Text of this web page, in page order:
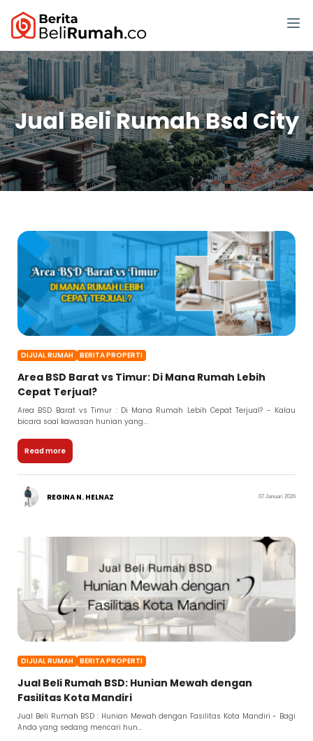
Jual Beli Rumah Bsd City
DIJUAL RUMAH BERITA PROPERTI
Area BSD Barat vs Timur: Di Mana Rumah Lebih
Cepat Terjual?
Area BSD Barat vs Timur : Di Mana Rumah Lebih Cepat Terjual? - Kalau
bicara soal kawasan hunian yang...
Read more
REGINA N. HELNAZ 07 Januari 2026
DIJUAL RUMAH BERITA PROPERTI
Jual Beli Rumah BSD: Hunian Mewah dengan
Fasilitas Kota Mandiri
Jual Beli Rumah BSD : Hunian Mewah dengan Fasilitas Kota Mandiri - Bagi
Anda yang sedang mencari hun...